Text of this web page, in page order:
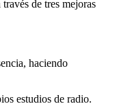
de tres mejoras
haciendo
estudios de radio.